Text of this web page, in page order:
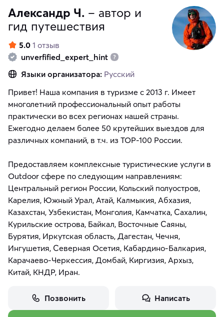
Александр Ч. – автор и
гид путешествия
5.0 1 отзыв
unverfified_expert_hint
Языки организатора: Русский
Привет! Наша компания в туризме с 2013 г. Имеет
многолетний профессиональный опыт работы
практически во всех регионах нашей страны.
Ежегодно делаем более 50 крутейших выездов для
различных компаний, в т.ч. из TOP-100 России.
Предоставляем комплексные туристические услуги в
Outdoor сфере по следующим направлениям:
Центральный регион России, Кольский полуостров,
Карелия, Южный Урал, Атай, Калмыкия, Абхазия,
Казахстан, Узбекистан, Монголия, Камчатка, Сахалин,
Курильские острова, Байкал, Восточные Саяны,
Бурятия, Иркутская область, Дагестан, Чечня,
Ингушетия, Северная Осетия, Кабардино-Балкария,
Карачаево-Черкессия, Домбай, Киргизия, Архыз,
Китай, КНДР, Иран.
Позвонить Написать